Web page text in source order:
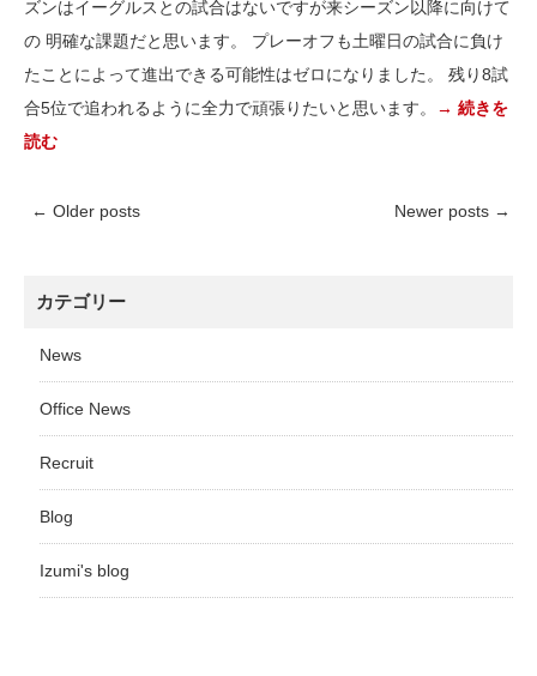
ズンはイーグルスとの試合はないですが来シーズン以降に向けて
の 明確な課題だと思います。 プレーオフも土曜日の試合に負け
たことによって進出できる可能性はゼロになりました。 残り8試
合5位で追われるように全力で頑張りたいと思います。
→ 続きを
読む
← Older posts Newer posts →
カテゴリー
News
Office News
Recruit
Blog
Izumi's blog